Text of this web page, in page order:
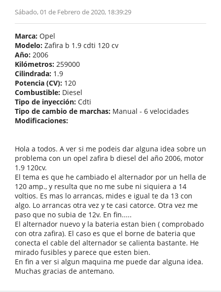
Sábado, 01 de Febrero de 2020, 18:39:29
Marca: Opel
Modelo: Zafira b 1.9 cdti 120 cv
Año: 2006
Kilómetros: 259000
Cilindrada: 1.9
Potencia (CV): 120
Combustible: Diesel
Tipo de inyección: Cdti
Tipo de cambio de marchas: Manual - 6 velocidades
Modificaciones:
Hola a todos. A ver si me podeis dar alguna idea sobre un
problema con un opel zafira b diesel del año 2006, motor
1.9 120cv.
El tema es que he cambiado el alternador por un hella de
120 amp., y resulta que no me sube ni siquiera a 14
voltios. Es mas lo arrancas, mides e igual te da 13 con
algo. Lo arrancas otra vez y te casi catorce. Otra vez me
paso que no subia de 12v. En fin.....
El alternador nuevo y la bateria estan bien ( comprobado
con otra zafira). El caso es que el borne de bateria que
conecta el cable del alternador se calienta bastante. He
mirado fusibles y parece que esten bien.
En fin a ver si algun maquina me puede dar alguna idea.
Muchas gracias de antemano.